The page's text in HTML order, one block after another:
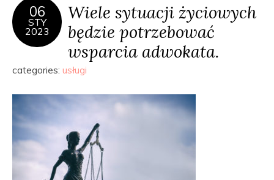
06
STY
2023
Wiele sytuacji życiowych
będzie potrzebować
wsparcia adwokata.
categories: usługi